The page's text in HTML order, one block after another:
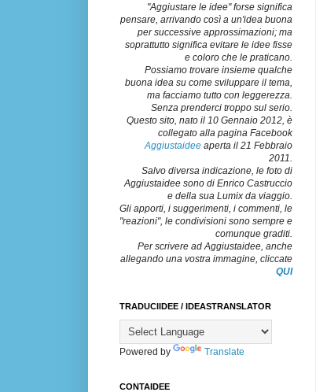
"Aggiustare le idee" forse significa
pensare, arrivando così a un'idea buona
per successive approssimazioni; ma
soprattutto significa evitare le idee fisse
e coloro che le praticano.
Possiamo trovare insieme qualche
buona idea su come sviluppare il tema,
ma facciamo tutto con leggerezza.
Senza prenderci troppo sul serio.
Questo sito, nato il 10 Gennaio 2012, è
collegato alla pagina Facebook
Aggiustaidee aperta il 21 Febbraio
2011.
Salvo diversa indicazione, le foto di
Aggiustaidee sono di Enrico Castruccio
e della sua Lumix da viaggio.
Gli apporti, i suggerimenti, i commenti, le
"reazioni", le condivisioni sono sempre e
comunque graditi.
Per scrivere ad Aggiustaidee, anche
allegando una vostra immagine, cliccate
QUI
TRADUCIIDEE / IDEASTRANSLATOR
Powered by Translate
CONTAIDEE